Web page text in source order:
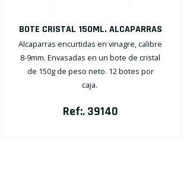
BOTE CRISTAL 150ML. ALCAPARRAS
Alcaparras encurtidas en vinagre, calibre
8-9mm. Envasadas en un bote de cristal
de 150g de peso neto. 12 botes por
caja.
Ref:. 39140